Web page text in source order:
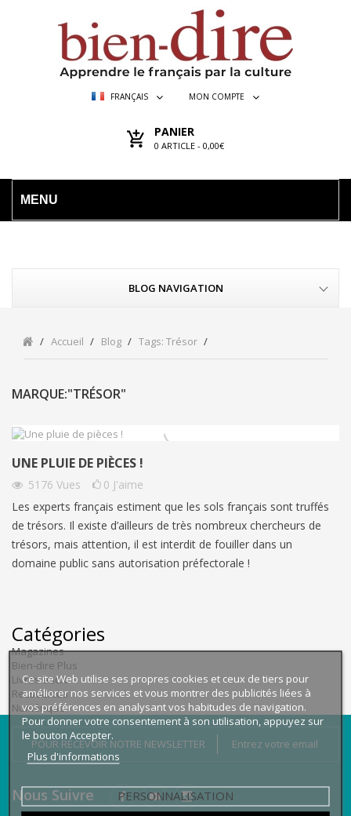
FRANÇAIS MON COMPTE
PANIER
0 ARTICLE - 0,00€
MENU
BLOG NAVIGATION
Accueil Blog Tags: Trésor
MARQUE:"TRÉSOR"
UNE PLUIE DE PIÈCES !
5176 Vues 0 J'aime
Les experts français estiment que les sols français sont truffés
de trésors. Il existe d’ailleurs de très nombreux chercheurs de
trésors, mais attention, il est interdit de fouiller dans un
domaine public sans autorisation préfectorale !
Ce site Web utilise ses propres cookies et ceux de tiers pour
améliorer nos services et vous montrer des publicités liées à
vos préférences en analysant vos habitudes de navigation.
Pour donner votre consentement à son utilisation, appuyez sur
le bouton Accepter.
Plus d'informations
PERSONNALISATION
Catégories
Magazines
Bien-dire Plus
Livres audio
Ressources
Numérique
POUR RECEVOIR NOTRE NEWSLETTER
Nous Suivre